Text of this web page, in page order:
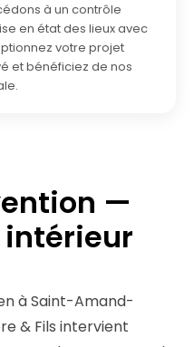
à un contrôle
en état des lieux avec
votre projet
et bénéficiez de nos
—
à Saint-Amand-
& Fils intervient